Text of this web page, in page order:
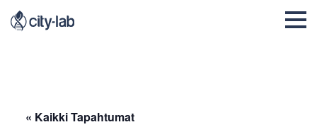
« Kaikki Tapahtumat